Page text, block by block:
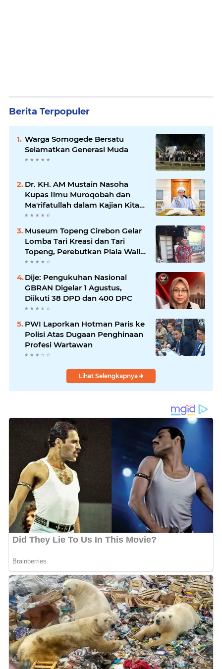
Berita Terpopuler
Warga Somogede Bersatu
Selamatkan Generasi Muda
Dr. KH. AM Mustain Nasoha
Kupas Ilmu Muroqobah dan
Ma'rifatullah dalam Kajian Kitab
Ihya' Ulumuddin
Museum Topeng Cirebon Gelar
Lomba Tari Kreasi dan Tari
Topeng, Perebutkan Piala Wali
Kota
Dije: Pengukuhan Nasional
GBRAN Digelar 1 Agustus,
Diikuti 38 DPD dan 400 DPC
PWI Laporkan Hotman Paris ke
Polisi Atas Dugaan Penghinaan
Profesi Wartawan
Lihat Selengkapnya